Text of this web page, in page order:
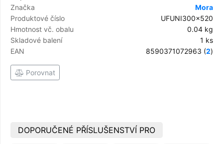
Značka
Mora
Produktové číslo
UFUNI300x520
Hmotnost vč. obalu
0.04 kg
Skladové balení
1 ks
EAN
8590371072963 (2)
Porovnat
DOPORUČENÉ PŘÍSLUŠENSTVÍ PRO